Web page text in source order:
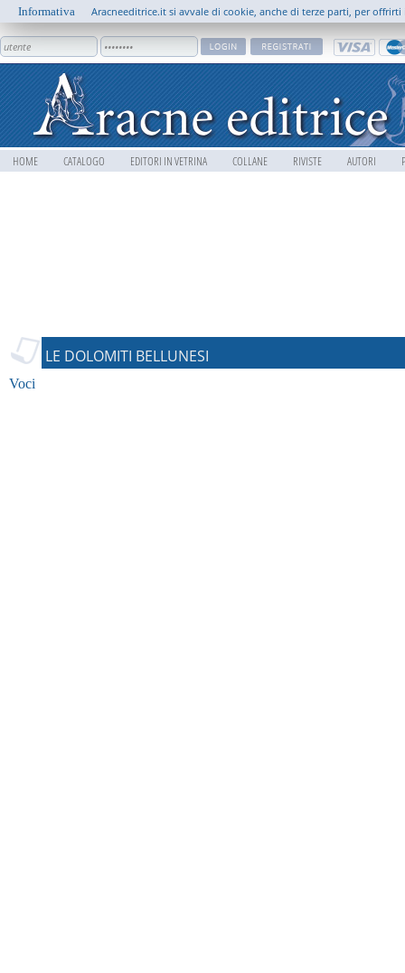
HOME CATALOGO EDITORI IN VETRINA COLLANE RIVISTE AUTORI
LE DOLOMITI BELLUNESI
Voci
Informativa Aracneeditrice.it si avvale di cookie, anche di terze parti, per